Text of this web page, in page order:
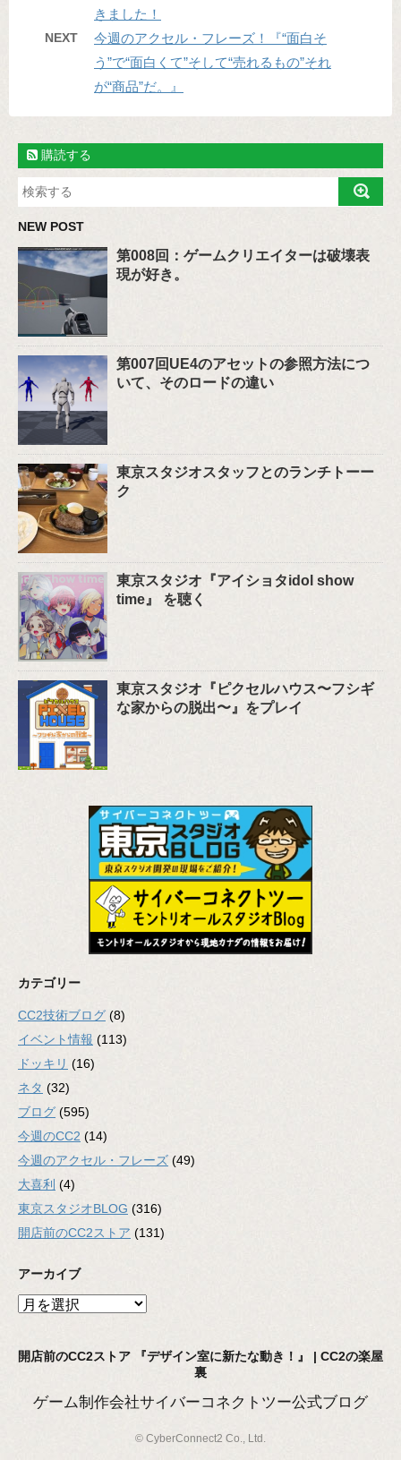
きました！
NEXT
今週のアクセル・フレーズ！『“面白そ
う”で“面白くて”そして“売れるもの”それ
が“商品”だ。』
購読する
NEW POST
第008回：ゲームクリエイターは破壊表
現が好き。
第007回UE4のアセットの参照方法につ
いて、そのロードの違い
東京スタジオスタッフとのランチトーー
ク
東京スタジオ『アイショタidol show
time』 を聴く
東京スタジオ『ピクセルハウス〜フシギ
な家からの脱出〜』をプレイ
カテゴリー
CC2技術ブログ (8)
イベント情報 (113)
ドッキリ (16)
ネタ (32)
ブログ (595)
今週のCC2 (14)
今週のアクセル・フレーズ (49)
大喜利 (4)
東京スタジオBLOG (316)
開店前のCC2ストア (131)
アーカイブ
ア
イ
開店前のCC2ストア 『デザイン室に新たな動き！』 | CC2の楽屋
裏
ゲーム制作会社サイバーコネクトツー公式ブログ
© CyberConnect2 Co., Ltd.